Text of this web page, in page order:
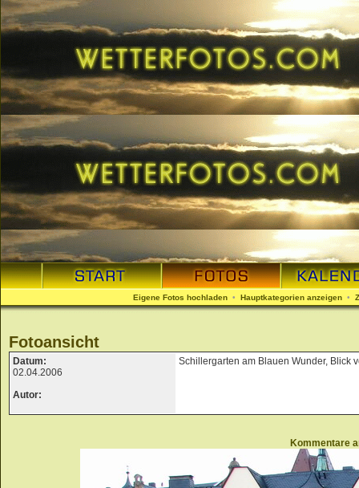
Eigene Fotos hochladen • Hauptkategorien anzeigen •
Fotoansicht
Datum:
02.04.2006
Autor:
Schillergarten am Blauen Wunder, Blick
Kommentare